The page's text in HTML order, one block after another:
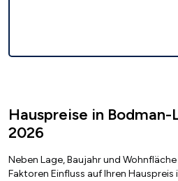
Hauspreise in
2026
Neben Lage, Baujahr und
Faktoren Einfluss auf Ihren